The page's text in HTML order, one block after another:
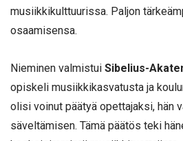
musiikkikulttuurissa. Paljon
osaamisensa.
Nieminen valmistui Sibelius-
opiskeli musiikkikasvatusta ja
olisi voinut päätyä opettajaksi, hän
säveltämisen. Tämä päätös teki